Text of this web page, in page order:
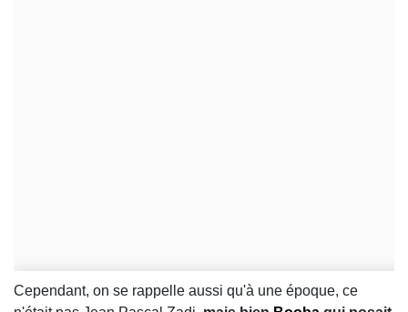
Cependant, on se rappelle aussi qu'à une époque, ce